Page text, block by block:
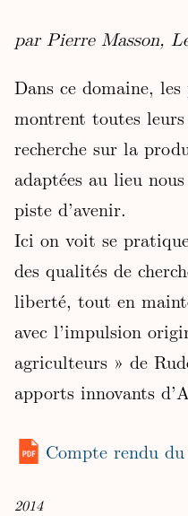
par Pierre Masson,
Dans ce domaine,
montrent toutes
recherche sur la
adaptées au lieu
piste d’avenir.
Ici on voit se
des qualités de
liberté, tout en
avec l’impulsion
agriculteurs » de
apports innovants
Compte rendu du
2014